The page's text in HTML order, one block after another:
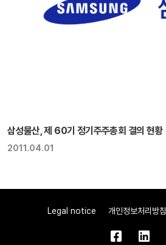
삼성물산, 제 60기 정기주주총회 결의 현황
2011.04.01
Legal notice 개인정보처리방침